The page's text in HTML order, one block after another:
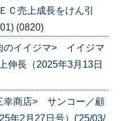
売上成長をけん引
(0820)
イイジマ> イイジマ
伸長（2025年3月13日
商店> サンコー／顧
年2月27日号）('25/03/